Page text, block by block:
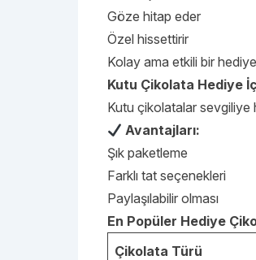
Göze hitap eder
Özel hissettirir
Kolay ama etkili bir
Kutu Çikolata Hediye
Kutu çikolatalar sevgiliye
Avantajları:
Şık paketleme
Farklı tat seçenekleri
Paylaşılabilir olması
En Popüler Hediye
Çikolata Türü